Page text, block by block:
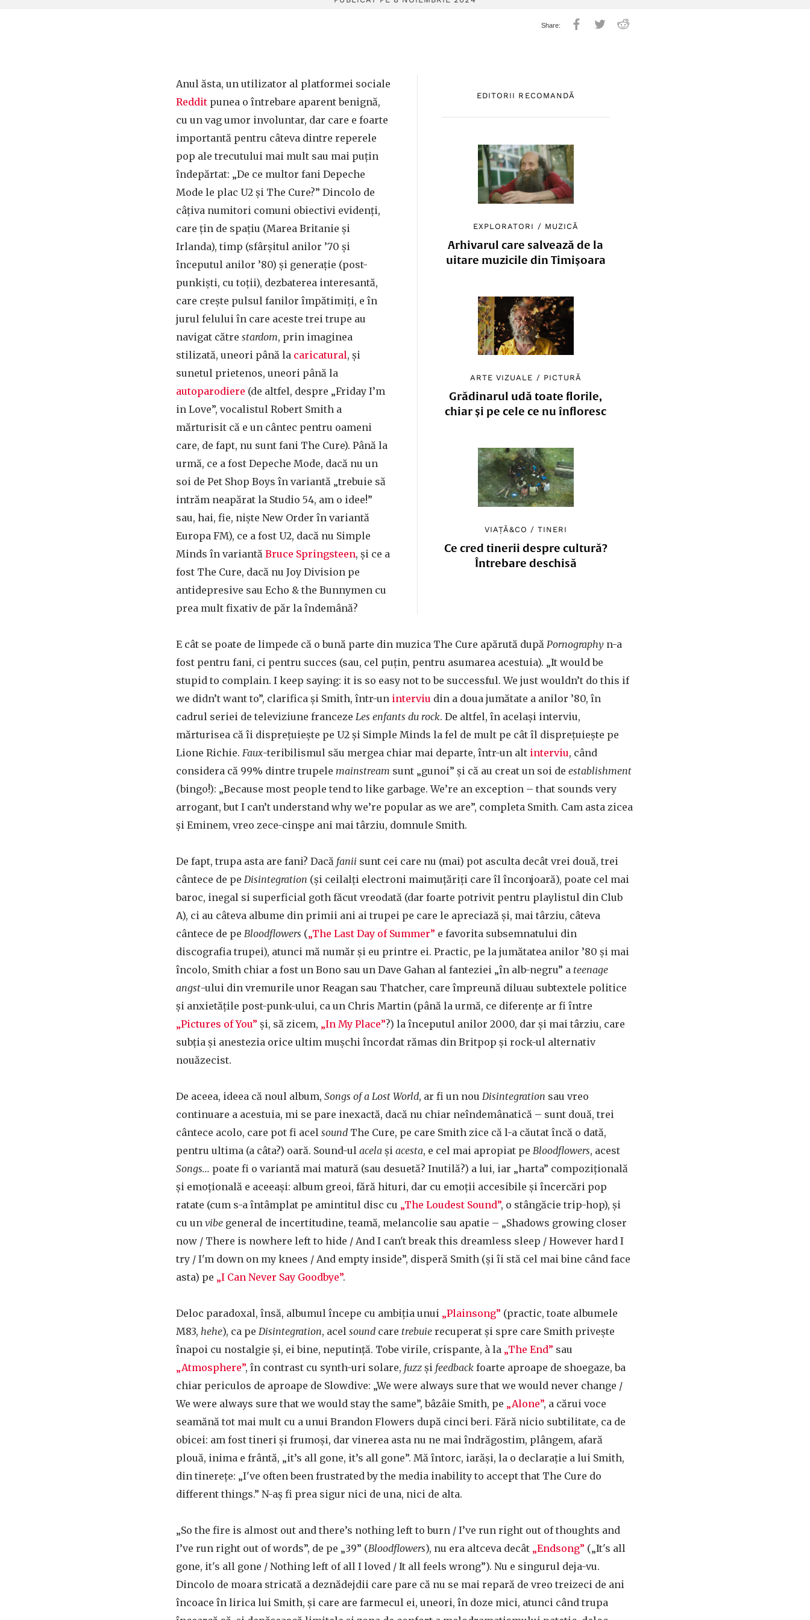
EDITORII RECOMANDĂ
EXPLORATORI / MUZICĂ
Arhivarul care salvează de la
uitare muzicile din Timișoara
ARTE VIZUALE / PICTURĂ
Grădinarul udă toate florile,
chiar și pe cele ce nu înfloresc
VIAȚĂ&CO /TINERI
Ce cred tinerii despre cultură?
Întrebare deschisă
Anul ăsta, un utilizator al platformei sociale
Reddit punea o întrebare aparent benignă,
cu un vag umor involuntar, dar care e foarte
importantă pentru câteva dintre reperele
pop ale trecutului mai mult sau mai puțin
îndepărtat: „De ce multor fani Depeche
Mode le plac U2 și The Cure?” Dincolo de
câțiva numitori comuni obiectivi evidenți,
care țin de spațiu (Marea Britanie și
Irlanda), timp (sfârșitul anilor ’70 și
începutul anilor ’80) și generație (post-
punkiști, cu toții), dezbaterea interesantă,
care crește pulsul fanilor împătimiți, e în
jurul felului în care aceste trei trupe au
navigat către stardom, prin imaginea
stilizată, uneori până la caricatural, și
sunetul prietenos, uneori până la
autoparodiere (de altfel, despre „Friday I’m
in Love”, vocalistul Robert Smith a
mărturisit că e un cântec pentru oameni
care, de fapt, nu sunt fani The Cure). Până la
urmă, ce a fost Depeche Mode, dacă nu un
soi de Pet Shop Boys în variantă „trebuie să
intrăm neapărat la Studio 54, am o idee!”
sau, hai, fie, niște New Order în variantă
Europa FM), ce a fost U2, dacă nu Simple
Minds în variantă Bruce Springsteen, și ce a
fost The Cure, dacă nu Joy Division pe
antidepresive sau Echo & the Bunnymen cu
prea mult fixativ de păr la îndemână?
E cât se poate de limpede că o bună parte din muzica The Cure apărută după Pornography n-a
fost pentru fani, ci pentru succes (sau, cel puțin, pentru asumarea acestuia). „It would be
stupid to complain. I keep saying: it is so easy not to be successful. We just wouldn’t do this if
we didn’t want to”, clarifica și Smith, într-un interviu din a doua jumătate a anilor ’80, în
cadrul seriei de televiziune franceze Les enfants du rock. De altfel, în același interviu,
mărturisea că îi disprețuiește pe U2 și Simple Minds la fel de mult pe cât îl disprețuiește pe
Lione Richie. Faux-teribilismul său mergea chiar mai departe, într-un alt interviu, când
considera că 99% dintre trupele mainstream sunt „gunoi” și că au creat un soi de establishment
(bingo!): „Because most people tend to like garbage. We’re an exception – that sounds very
arrogant, but I can’t understand why we’re popular as we are”, completa Smith. Cam asta zicea
și Eminem, vreo zece-cinșpe ani mai târziu, domnule Smith.
De fapt, trupa asta are fani? Dacă fanii sunt cei care nu (mai) pot asculta decât vrei două, trei
cântece de pe Disintegration (și ceilalți electroni maimuțăriți care îl înconjoară), poate cel mai
baroc, inegal si superficial goth făcut vreodată (dar foarte potrivit pentru playlistul din Club
A), ci au câteva albume din primii ani ai trupei pe care le apreciază și, mai târziu, câteva
cântece de pe Bloodflowers („The Last Day of Summer” e favorita subsemnatului din
discografia trupei), atunci mă număr și eu printre ei. Practic, pe la jumătatea anilor ’80 și mai
încolo, Smith chiar a fost un Bono sau un Dave Gahan al fanteziei „în alb-negru” a teenage
angst-ului din vremurile unor Reagan sau Thatcher, care împreună diluau subtextele politice
și anxietățile post-punk-ului, ca un Chris Martin (până la urmă, ce diferențe ar fi între
„Pictures of You” și, să zicem, „In My Place”?) la începutul anilor 2000, dar și mai târziu, care
subția și anestezia orice ultim mușchi încordat rămas din Britpop și rock-ul alternativ
nouăzecist.
De aceea, ideea că noul album, Songs of a Lost World, ar fi un nou Disintegration sau vreo
continuare a acestuia, mi se pare inexactă, dacă nu chiar neîndemânatică – sunt două, trei
cântece acolo, care pot fi acel sound The Cure, pe care Smith zice că l-a căutat încă o dată,
pentru ultima (a câta?) oară. Sound-ul acela și acesta, e cel mai apropiat pe Bloodflowers, acest
Songs... poate fi o variantă mai matură (sau desuetă? Inutilă?) a lui, iar „harta” compozițională
și emoțională e aceeași: album greoi, fără hituri, dar cu emoții accesibile și încercări pop
ratate (cum s-a întâmplat pe amintitul disc cu „The Loudest Sound”, o stângăcie trip-hop), și
cu un vibe general de incertitudine, teamă, melancolie sau apatie – „Shadows growing closer
now / There is nowhere left to hide / And I can't break this dreamless sleep / However hard I
try / I'm down on my knees / And empty inside”, disperă Smith (și îi stă cel mai bine când face
asta) pe „I Can Never Say Goodbye”.
Deloc paradoxal, însă, albumul începe cu ambiția unui „Plainsong” (practic, toate albumele
M83, hehe), ca pe Disintegration, acel sound care trebuie recuperat și spre care Smith privește
înapoi cu nostalgie și, ei bine, neputință. Tobe virile, crispante, à la „The End” sau
„Atmosphere”, în contrast cu synth-uri solare, fuzz și feedback foarte aproape de shoegaze, ba
chiar periculos de aproape de Slowdive: „We were always sure that we would never change /
We were always sure that we would stay the same”, bâzâie Smith, pe „Alone”, a cărui voce
seamănă tot mai mult cu a unui Brandon Flowers după cinci beri. Fără nicio subtilitate, ca de
obicei: am fost tineri și frumoși, dar vinerea asta nu ne mai îndrăgostim, plângem, afară
plouă, inima e frântă, „it’s all gone, it’s all gone”. Mă întorc, iarăși, la o declarație a lui Smith,
din tinerețe: „I've often been frustrated by the media inability to accept that The Cure do
different things.” N-aș fi prea sigur nici de una, nici de alta.
„So the fire is almost out and there’s nothing left to burn / I’ve run right out of thoughts and
I’ve run right out of words”, de pe „39” (Bloodflowers), nu era altceva decât „Endsong” („It's all
gone, it's all gone / Nothing left of all I loved / It all feels wrong”). Nu e singurul deja-vu.
Dincolo de moara stricată a deznădejdii care pare că nu se mai repară de vreo treizeci de ani
încoace în lirica lui Smith, și care are farmecul ei, uneori, în doze mici, atunci când trupa